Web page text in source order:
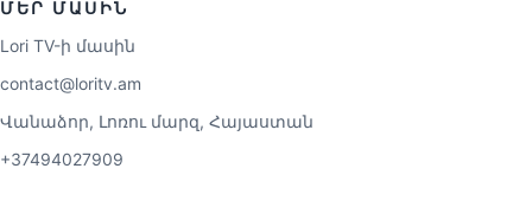
ՄԵՐ ՄԱՍԻՆ
Lori TV-ի մասին
contact@loritv.am
Վանաձոր, Լոռու մարզ, Հայաստան
+37494027909